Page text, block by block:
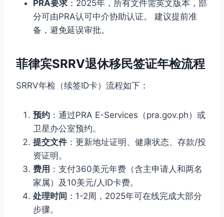
PRA要求 ：2025年，所有文件需英文版本，部
分可由PRA认可中介协助认证。 建议提前准
备，避免延误审批。
菲律宾SRRV退休移民签证年检流程
SRRV年检（续签ID卡）流程如下：
预约 ：通过PRA E-Services（pra.gov.ph）或
卫星办公室预约。
提交文件 ：更新地址证明、健康状态、存款/投
资证明。
费用 ：支付360美元年费（含主申请人和两名
家属）及10美元/人ID卡费。
处理时间 ：1-2周，2025年可在线完成大部分
步骤。